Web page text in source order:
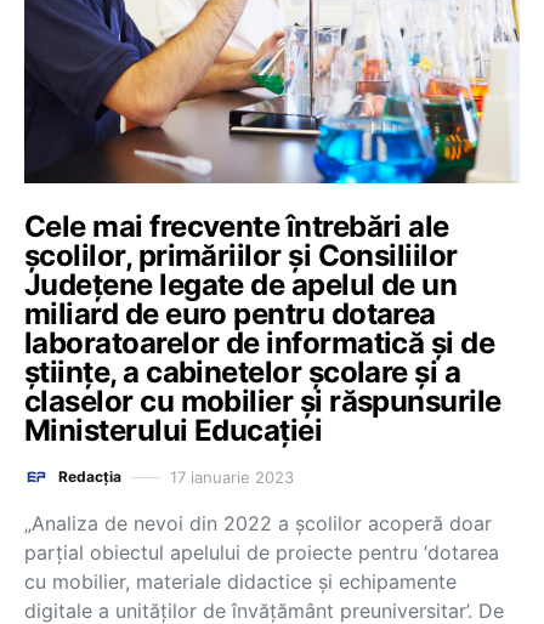
Cele mai frecvente întrebări ale
școlilor, primăriilor și Consiliilor
Județene legate de apelul de un
miliard de euro pentru dotarea
laboratoarelor de informatică și de
științe, a cabinetelor școlare și a
claselor cu mobilier și răspunsurile
Ministerului Educației
Redacția 17 ianuarie 2023
„Analiza de nevoi din 2022 a școlilor acoperă doar
parțial obiectul apelului de proiecte pentru ‘dotarea
cu mobilier, materiale didactice și echipamente
digitale a unităților de învățământ preuniversitar’. De